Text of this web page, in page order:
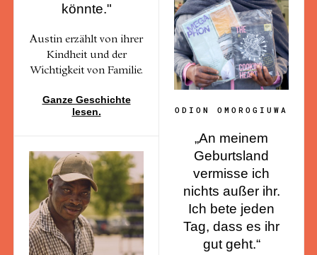
könnte."
Austin erzählt von ihrer
Kindheit und der
Wichtigkeit von Familie.
Ganze Geschichte
lesen.
ODION OMOROGIUWA
„An meinem
Geburtsland
vermisse ich
nichts außer ihr.
Ich bete jeden
Tag, dass es ihr
gut geht.“